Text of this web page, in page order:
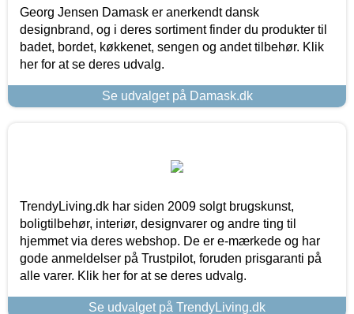
Georg Jensen Damask er anerkendt dansk
designbrand, og i deres sortiment finder du produkter til
badet, bordet, køkkenet, sengen og andet tilbehør. Klik
her for at se deres udvalg.
Se udvalget på Damask.dk
TrendyLiving.dk har siden 2009 solgt brugskunst,
boligtilbehør, interiør, designvarer og andre ting til
hjemmet via deres webshop. De er e-mærkede og har
gode anmeldelser på Trustpilot, foruden prisgaranti på
alle varer. Klik her for at se deres udvalg.
Se udvalget på TrendyLiving.dk